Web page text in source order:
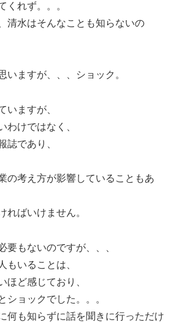
くれず。。。
清水はそんなことも知らないの
いますが、、、ショック。
いますが、
わけではなく、
誌であり、
の考え方が影響していることもあ
ればいけません。
要もないのですが、、、
もいることは、
ほど感じており、
ショックでした。。。
何も知らずに話を聞きに行っただけ